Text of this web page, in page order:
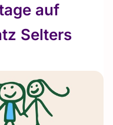
auf
Selters